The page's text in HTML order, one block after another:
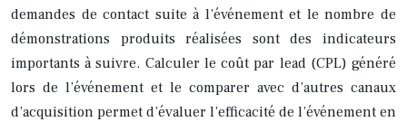
demandes de contact suite à l’événement et le nombre de
démonstrations produits réalisées sont des indicateurs
importants à suivre. Calculer le coût par lead (CPL) généré
lors de l’événement et le comparer avec d’autres canaux
d’acquisition permet d’évaluer l’efficacité de l’événement en